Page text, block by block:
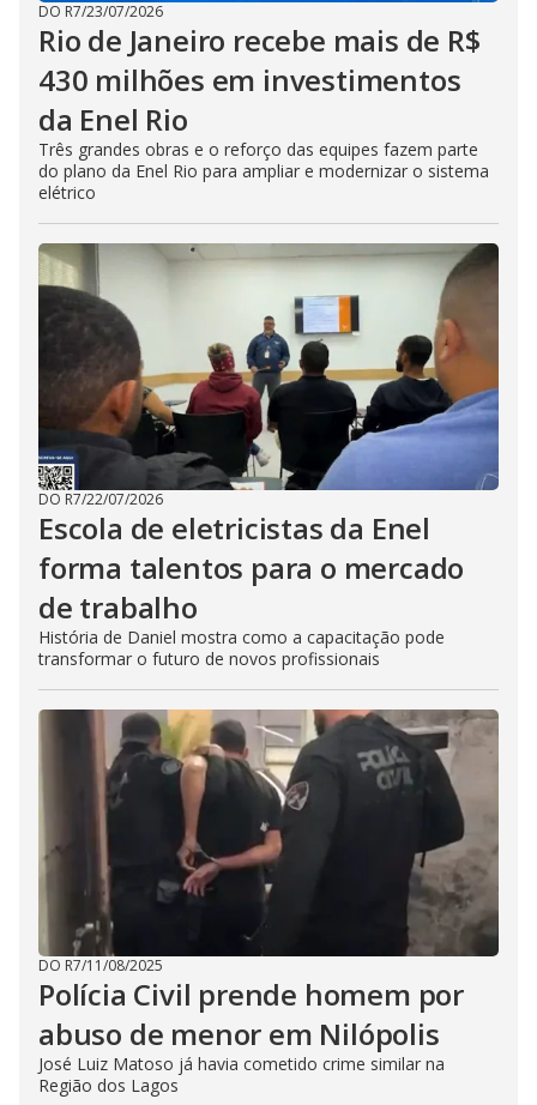
DO R7/23/07/2026
Rio de Janeiro recebe mais de R$
430 milhões em investimentos
da Enel Rio
Três grandes obras e o reforço das equipes fazem parte
do plano da Enel Rio para ampliar e modernizar o sistema
elétrico
DO R7/22/07/2026
Escola de eletricistas da Enel
forma talentos para o mercado
de trabalho
História de Daniel mostra como a capacitação pode
transformar o futuro de novos profissionais
DO R7/11/08/2025
Polícia Civil prende homem por
abuso de menor em Nilópolis
José Luiz Matoso já havia cometido crime similar na
Região dos Lagos